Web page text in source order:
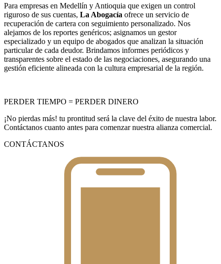
Para empresas en Medellín y Antioquia que exigen un control
riguroso de sus cuentas, La Abogacía ofrece un servicio de
recuperación de cartera con seguimiento personalizado. Nos
alejamos de los reportes genéricos; asignamos un gestor
especializado y un equipo de abogados que analizan la situación
particular de cada deudor. Brindamos informes periódicos y
transparentes sobre el estado de las negociaciones, asegurando una
gestión eficiente alineada con la cultura empresarial de la región.
PERDER TIEMPO = PERDER DINERO
¡No pierdas más! tu prontitud será la clave del éxito de nuestra labor.
Contáctanos cuanto antes para comenzar nuestra alianza comercial.
CONTÁCTANOS